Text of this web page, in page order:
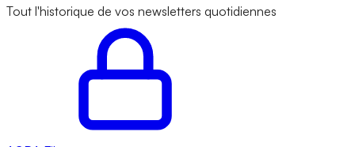
Tout l'historique de vos newsletters quotidiennes